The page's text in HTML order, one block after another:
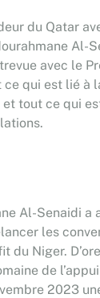
du Qatar
Al-
avec le
qui est lié à
tout ce qui
Al-Senaidi a
les
du Niger.
de
2023